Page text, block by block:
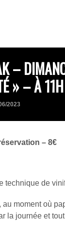
–
» – À 11H
2023
– 8€
technique de
moment où
la journée et